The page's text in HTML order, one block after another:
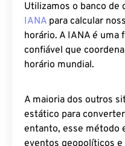
Utilizamos o banco de
IANA para calcular
horário. A IANA é uma
confiável que
horário mundial.
A maioria dos outros
estático para
entanto, esse método
eventos geopolíticos e